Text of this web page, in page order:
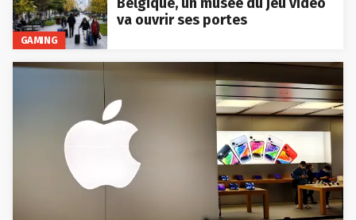
GAMING
Belgique, un musée du jeu vidéo
va ouvrir ses portes